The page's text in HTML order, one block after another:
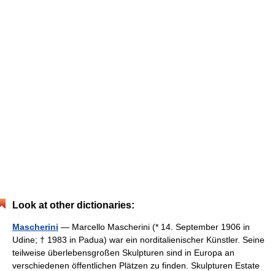
Look at other dictionaries:
Mascherini — Marcello Mascherini (* 14. September 1906 in
Udine; † 1983 in Padua) war ein norditalienischer Künstler. Seine
teilweise überlebensgroßen Skulpturen sind in Europa an
verschiedenen öffentlichen Plätzen zu finden. Skulpturen Estate